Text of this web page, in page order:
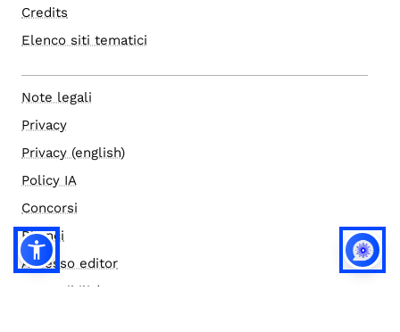
Credits
Elenco siti tematici
Note legali
Privacy
Privacy (english)
Policy IA
Concorsi
Bilanci
Accesso editor
Accessibilità